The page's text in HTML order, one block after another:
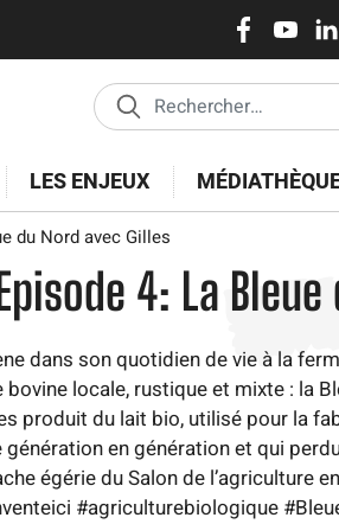
principal
Réseaux
sociaux
LES ENJEUX
du Nord avec Gilles
4: La
dans son quotidien de vie à la
locale, rustique et mixte : la
produit du lait bio, utilisé pour la
en génération et qui
égérie du Salon de l’agriculture
#agriculturebiologique